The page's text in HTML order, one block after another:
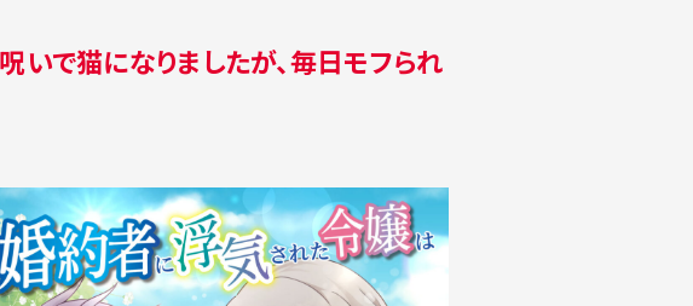
で猫になりましたが、毎日モフられ